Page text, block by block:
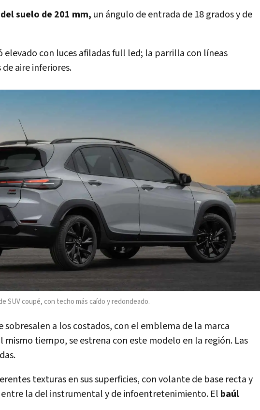
suelo de 201 mm, un ángulo de entrada de 18 grados y de
elevado con luces afiladas full led; la parrilla con líneas
aire inferiores.
SUV coupé, con techo más caído y redondeado.
sobresalen a los costados, con el emblema de la marca
mismo tiempo, se estrena con este modelo en la región. Las
texturas en sus superficies, con volante de base recta y
la del instrumental y de infoentretenimiento. El baúl